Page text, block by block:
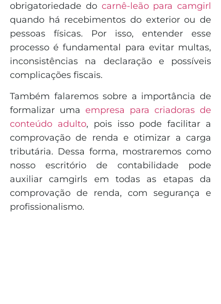
obrigatoriedade do carnê-leão para camgirl
quando há recebimentos do exterior ou de
pessoas físicas. Por isso, entender esse
processo é fundamental para evitar multas,
inconsistências na declaração e possíveis
complicações fiscais.
Também falaremos sobre a importância de
formalizar uma empresa para criadoras de
conteúdo adulto, pois isso pode facilitar a
comprovação de renda e otimizar a carga
tributária. Dessa forma, mostraremos como
nosso escritório de contabilidade pode
auxiliar camgirls em todas as etapas da
comprovação de renda, com segurança e
profissionalismo.